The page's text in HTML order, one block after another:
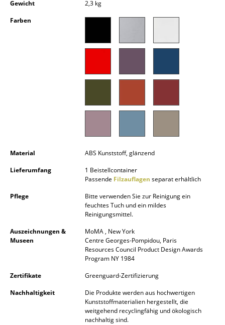
Kleinaufbewahrung
Hängeleuchten & Deckenleuchten
Wandleuchten
Akkuleuchten
Betten
Gewicht
2,3 kg
Farben
Material
ABS Kunststoff, glänzend
Lieferumfang
1 Beistellcontainer
Passende Filzauflagen separat erhältlich
Pflege
Bitte verwenden Sie zur Reinigung ein
feuchtes Tuch und ein mildes
Reinigungsmittel.
Auszeichnungen &
Museen
MoMA , New York
Centre Georges-Pompidou, Paris
Resources Council Product Design Awards
Program NY 1984
Zertifikate
Greenguard-Zertifizierung
Nachhaltigkeit
Die Produkte werden aus hochwertigen
Kunststoffmaterialien hergestellt, die
weitgehend recyclingfähig und ökologisch
nachhaltig sind.